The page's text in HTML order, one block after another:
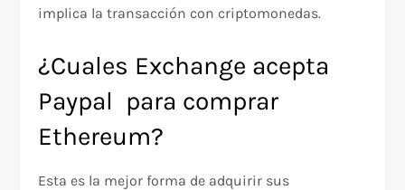
implica la transacción con criptomonedas.
¿Cuales Exchange acepta
Paypal para comprar
Ethereum?
Esta es la mejor forma de adquirir sus